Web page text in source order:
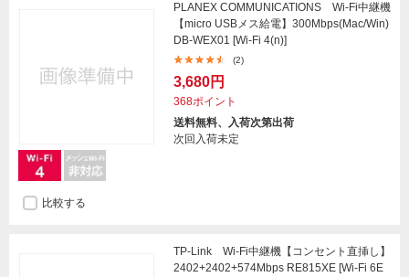
PLANEX COMMUNICATIONS Wi-Fi中継機
【micro USBメス給電】300Mbps(Mac/Win)
DB-WEX01 [Wi-Fi 4(n)]
(2)
3,680円
368ポイント
送料無料、入荷次第出荷
次回入荷未定
比較する
TP-Link Wi-Fi中継機【コンセント直挿し】
2402+2402+574Mbps RE815XE [Wi-Fi 6E